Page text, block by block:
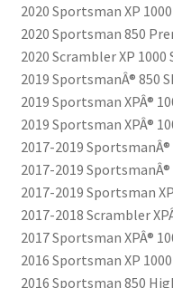
2020 Sportsman XP
2020 Sportsman 850
2020 Scrambler XP 1000
2019 SportsmanÂ® 850
2019 Sportsman XPÂ®
2019 Sportsman XPÂ®
2017-2019
2017-2019 SportsmanÂ®
2017-2019 Sportsman
2017-2018 Scrambler
2017 Sportsman XPÂ®
2016 Sportsman XP
2016 Sportsman 850